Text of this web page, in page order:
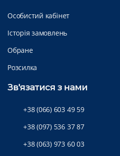
Особистий кабінет
Історія замовлень
Обране
Розсилка
Зв'язатися з нами
+38 (066) 603 49 59
+38 (097) 536 37 87
+38 (063) 973 60 03